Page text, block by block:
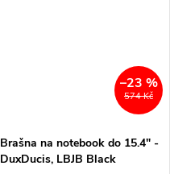
574 Kč
–23 %
Brašna na notebook do 15.4" -
DuxDucis, LBJB Black